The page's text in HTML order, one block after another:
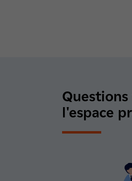
l'espace